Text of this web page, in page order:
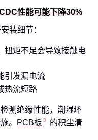
性能可能下降30%
装细节：
扭矩不足会导致接触电
引发漏电流
热流短路
测绝缘性能，潮湿环
。 PCB板
的积尘清